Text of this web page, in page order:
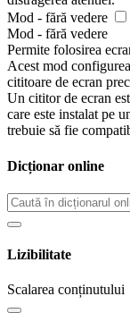
Mod - fără vedere
Mod - fără vedere
Permite folosirea
Acest mod
cititoare de ecran
Un cititor de ecran
care este instalat pe
trebuie să fie
Dicționar online
Lizibilitate
Scalarea conținutului